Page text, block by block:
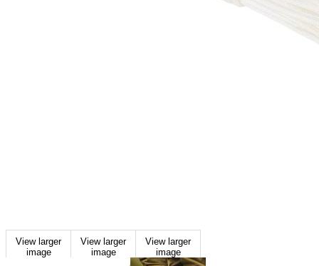
View larger
image
View larger
image
View larger
image